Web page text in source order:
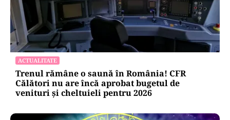
ACTUALITATE
Trenul rămâne o saună în România! CFR
Călători nu are încă aprobat bugetul de
venituri și cheltuieli pentru 2026